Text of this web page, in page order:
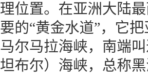
理位置。在亚洲大陆
要的“黄金水道”，它
马尔马拉海峡，南端
坦布尔）海峡，总称